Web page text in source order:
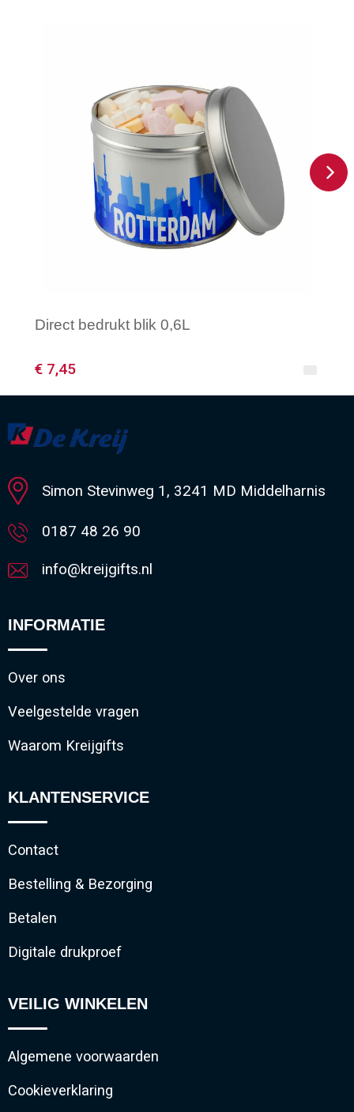
Direct bedrukt blik 0,6L
€ 7,45
Minimale afname: 80
Simon Stevinweg 1, 3241 MD Middelharnis
0187 48 26 90
info@kreijgifts.nl
INFORMATIE
Over ons
Veelgestelde vragen
Waarom Kreijgifts
KLANTENSERVICE
Contact
Bestelling & Bezorging
Betalen
Digitale drukproef
VEILIG WINKELEN
Algemene voorwaarden
Cookieverklaring